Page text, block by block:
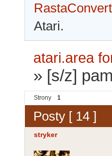
Atari.
atari.area
» [s/z]
Strony 1
Posty [ 14 ]
stryker